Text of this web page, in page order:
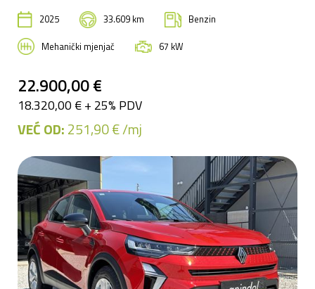
2025 33.609 km
Benzin
Mehanički mjenjač
67 kW
22.900,00 €
18.320,00 € + 25% PDV
VEĆ OD: 251,90 € /mj